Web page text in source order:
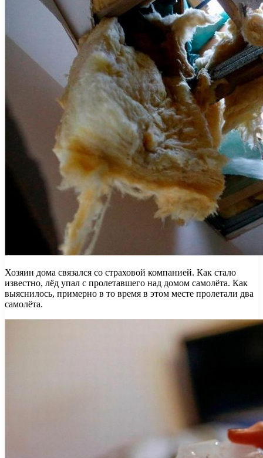
Хозяин дома связался со страховой компанией. Как стало
известно, лёд упал с пролетавшего над домом самолёта. Как
выяснилось, примерно в то время в этом месте пролетали два
самолёта.